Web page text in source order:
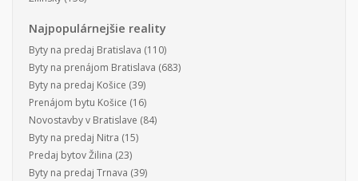
Najpopulárnejšie reality
Byty na predaj Bratislava (110)
Byty na prenájom Bratislava (683)
Byty na predaj Košice (39)
Prenájom bytu Košice (16)
Novostavby v Bratislave (84)
Byty na predaj Nitra (15)
Predaj bytov Žilina (23)
Byty na predaj Trnava (39)